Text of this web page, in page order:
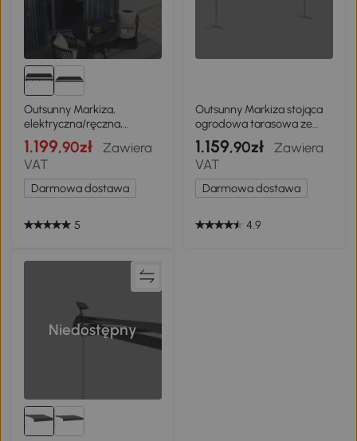
Outsunny Markiza,
elektryczna/ręczna,
półkaseton, pilot zdalnego
sterowania, rama
aluminiowa, 2,5 x 2 m,
Szary
1.199,90zł
Zawiera
VAT
Darmowa dostawa
5
Outsunny Markiza stojąca
ogrodowa tarasowa ze
składanym ramieniem
szara dł. 395 x szer. 298 x
wys. 255 cm
1.159,90zł
Zawiera
VAT
Darmowa dostawa
4.9
Niedostępny